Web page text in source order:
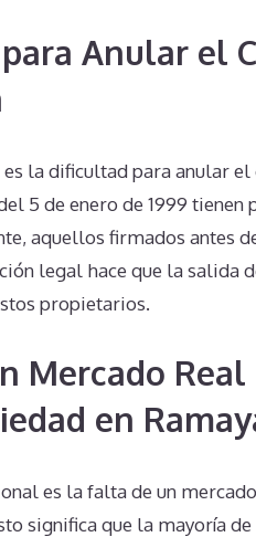
Anular el
la dificultad para anular
5 de enero de 1999
aquellos firmados antes
legal hace que la salida
propietarios.
Mercado
en
es la falta de un
significa que la mayoría